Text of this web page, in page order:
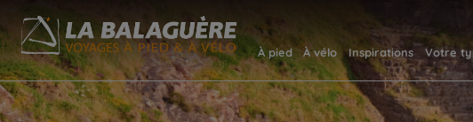
À pied À vélo Inspirations Votre